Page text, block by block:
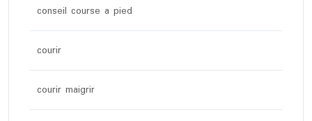
conseil course a pied
courir
courir maigrir